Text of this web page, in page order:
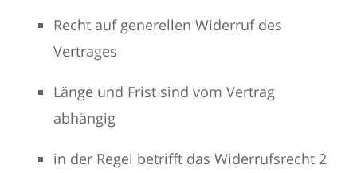
Recht auf generellen Widerruf des
Vertrages
Länge und Frist sind vom Vertrag
abhängig
in der Regel betrifft das Widerrufsrecht 2